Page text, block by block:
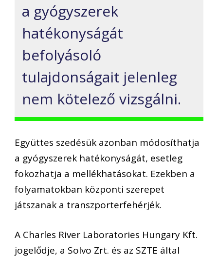
a gyógyszerek
hatékonyságát
befolyásoló
tulajdonságait jelenleg
nem kötelező vizsgálni.
Együttes szedésük azonban módosíthatja
a gyógyszerek hatékonyságát, esetleg
fokozhatja a mellékhatásokat. Ezekben a
folyamatokban központi szerepet
játszanak a transzporterfehérjék.
A Charles River Laboratories Hungary Kft.
jogelődje, a Solvo Zrt. és az SZTE által